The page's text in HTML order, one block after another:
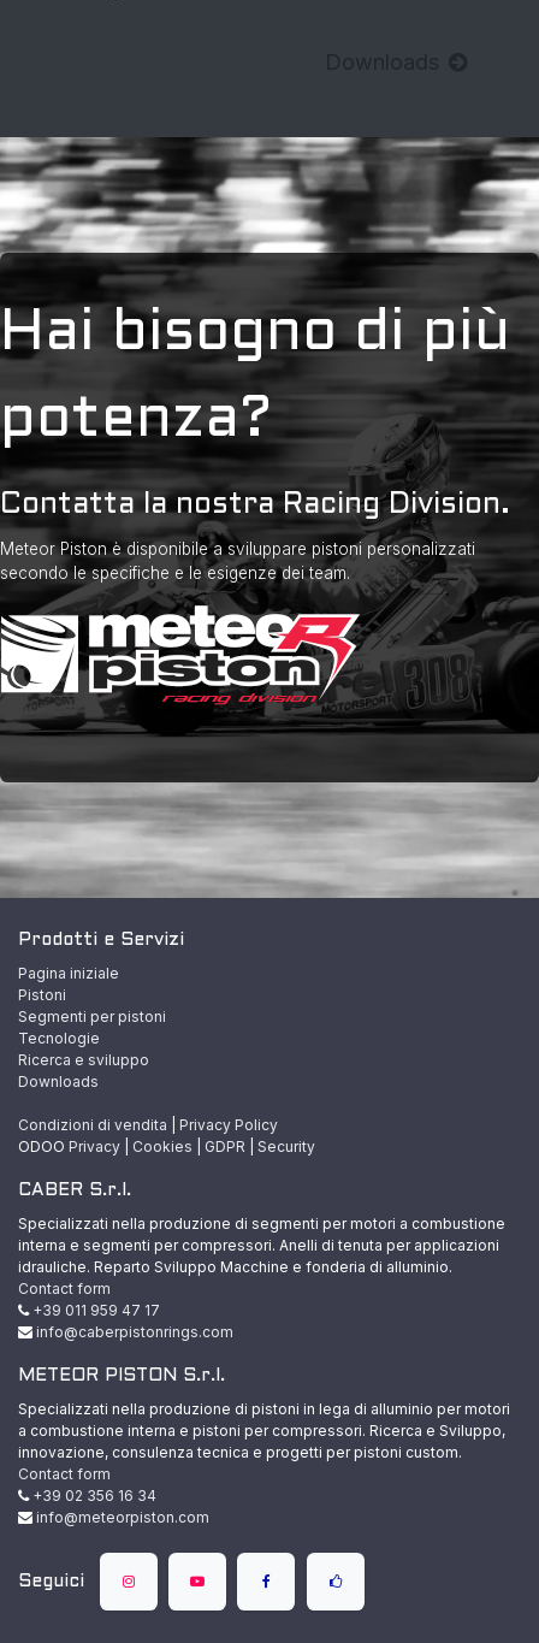
Downloads
Hai bisogno di più
potenza?
Contatta la nostra Racing Division.
Meteor Piston è disponibile a sviluppare pistoni personalizzati
secondo le specifiche e le esigenze dei team.
Prodotti e Servizi
Pagina iniziale
Pistoni
Segmenti per pistoni
Tecnologie
Ricerca e sviluppo
Downloads
Condizioni di vendita
Privacy Policy
ODOO Privacy Cookies GDPR Security
CABER S.r.l.
Specializzati nella produzione di segmenti per motori a combustione
interna e segmenti per compressori. Anelli di tenuta per applicazioni
idrauliche. Reparto Sviluppo Macchine e fonderia di alluminio.
Contact form
+39 011 959 47 17
info@caberpistonrings.com
METEOR PISTON S.r.l.
Specializzati nella produzione di pistoni in lega di alluminio per motori
a combustione interna e pistoni per compressori. Ricerca e Sviluppo,
innovazione, consulenza tecnica e progetti per pistoni custom.
Contact form
+39 02 356 16 34
info@meteorpiston.com
Seguici